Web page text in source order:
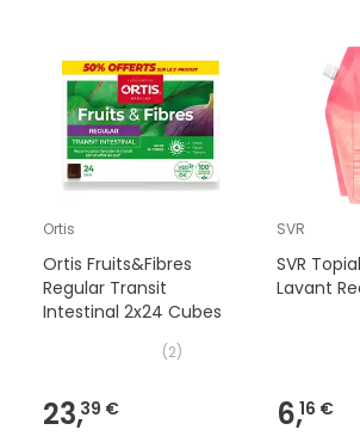
Ortis
Ortis Fruits&Fibres
Regular Transit
Intestinal 2x24 Cubes
(2)
23,39 €
SVR
SVR
Lavant
6,16 €